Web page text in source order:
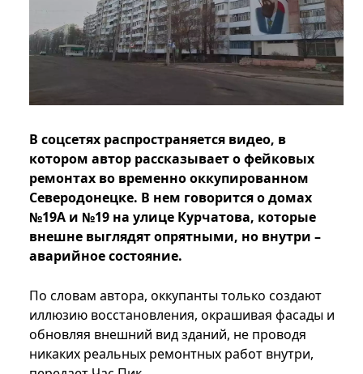
В соцсетях распространяется видео, в
котором автор рассказывает о фейковых
ремонтах во временно оккупированном
Северодонецке. В нем говорится о домах
№19А и №19 на улице Курчатова, которые
внешне выглядят опрятными, но внутри –
аварийное состояние.
По словам автора, оккупанты только создают
иллюзию восстановления, окрашивая фасады и
обновляя внешний вид зданий, не проводя
никаких реальных ремонтных работ внутри,